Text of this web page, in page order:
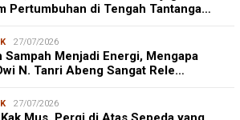
Pertumbuhan di Tengah Tantanga…
27/07/2026
Sampah Menjadi Energi, Mengapa
N. Tanri Abeng Sangat Rele…
27/07/2026